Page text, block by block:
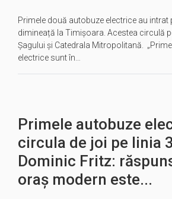
Primele două autobuze electrice au intrat
dimineață la Timișoara. Acestea circulă
Șagului și Catedrala Mitropolitană.
electrice sunt în…
Primele autobuze
circula de joi pe linia
Dominic Fritz:
oraș modern este...